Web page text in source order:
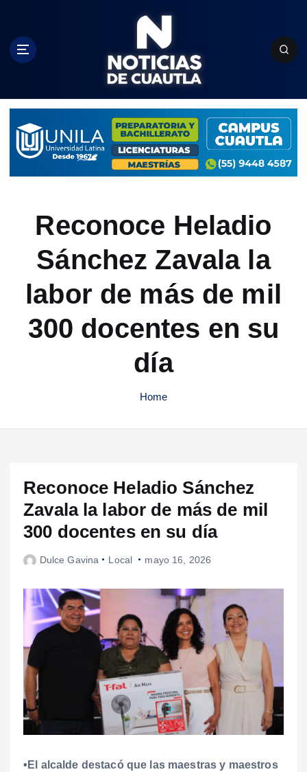
c
Reconoce Heladio
Sánchez Zavala la
labor de más de mil
300 docentes en su
día
Home
Reconoce Heladio Sánchez
Zavala la labor de más de mil
300 docentes en su día
Dulce Gavina Local mayo 16, 2026
•El alcalde destacó que las maestras y maestros